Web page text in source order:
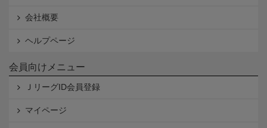
会社概要
ヘルプページ
会員向けメニュー
ＪリーグID会員登録
マイページ